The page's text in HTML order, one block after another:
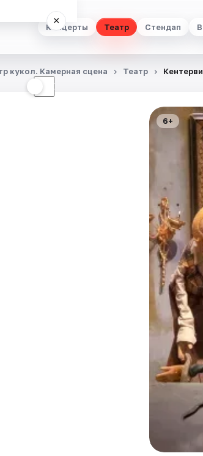
Концерты Театр Стендап
×
☾
кукол. Камерная сцена Театр
6+